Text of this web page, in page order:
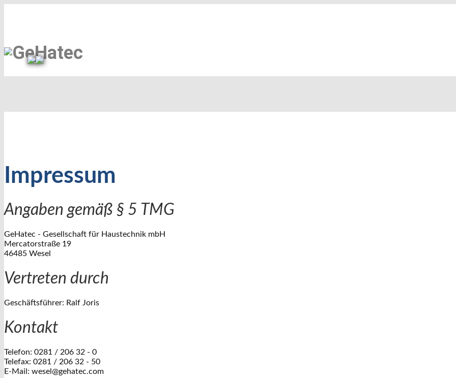
GeHatec
Impressum
Angaben gemäß § 5 TMG
GeHatec - Gesellschaft für Haustechnik mbH
Mercatorstraße 19
46485 Wesel
Vertreten durch
Geschäftsführer: Ralf Joris
Kontakt
Telefon: 0281 / 206 32 - 0
Telefax: 0281 / 206 32 - 50
E-Mail: wesel@gehatec.com